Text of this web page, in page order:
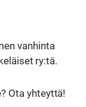
vanhinta
ry:tä.
Ota yhteyttä!